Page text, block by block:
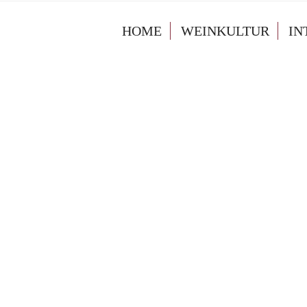
HOME WEINKULTUR